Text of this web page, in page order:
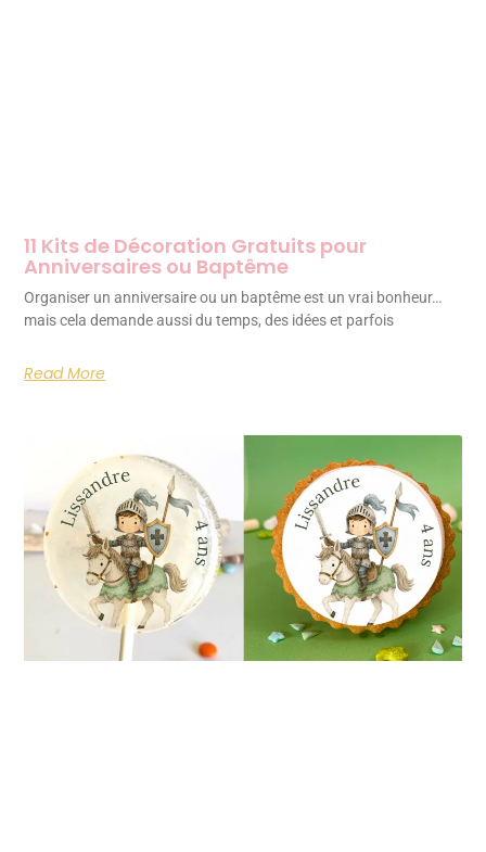
11 Kits de Décoration Gratuits pour
Anniversaires ou Baptême
Organiser un anniversaire ou un baptême est un vrai bonheur…
mais cela demande aussi du temps, des idées et parfois
Read More